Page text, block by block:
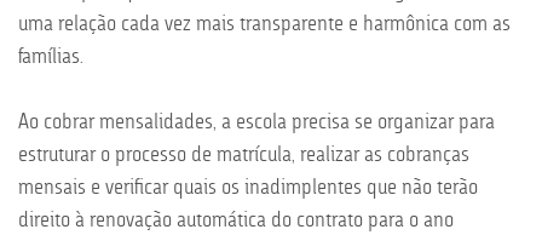
uma relação cada vez mais transparente e harmônica com as
famílias.
Ao cobrar mensalidades, a escola precisa se organizar para
estruturar o processo de matrícula, realizar as cobranças
mensais e verificar quais os inadimplentes que não terão
direito à renovação automática do contrato para o ano